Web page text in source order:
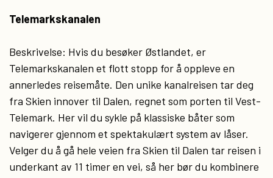
Telemarkskanalen
Beskrivelse: Hvis du besøker Østlandet, er
Telemarkskanalen et flott stopp for å oppleve en
annerledes reisemåte. Den unike kanalreisen tar deg
fra Skien innover til Dalen, regnet som porten til Vest-
Telemark. Her vil du sykle på klassiske båter som
navigerer gjennom et spektakulært system av låser.
Velger du å gå hele veien fra Skien til Dalen tar reisen i
underkant av 11 timer en vei, så her bør du kombinere